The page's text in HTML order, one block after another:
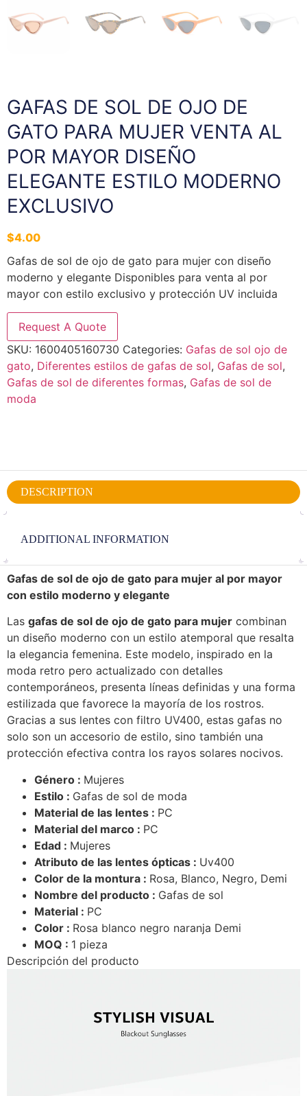
GAFAS DE SOL DE OJO DE
GATO PARA MUJER VENTA AL
POR MAYOR DISEÑO
ELEGANTE ESTILO MODERNO
EXCLUSIVO
$4.00
Gafas de sol de ojo de gato para mujer con diseño
moderno y elegante Disponibles para venta al por
mayor con estilo exclusivo y protección UV incluida
Request A Quote
SKU: 1600405160730 Categories: Gafas de sol ojo de
gato, Diferentes estilos de gafas de sol, Gafas de sol,
Gafas de sol de diferentes formas, Gafas de sol de
moda
DESCRIPTION
ADDITIONAL INFORMATION
Gafas de sol de ojo de gato para mujer al por mayor
con estilo moderno y elegante
Las gafas de sol de ojo de gato para mujer combinan
un diseño moderno con un estilo atemporal que resalta
la elegancia femenina. Este modelo, inspirado en la
moda retro pero actualizado con detalles
contemporáneos, presenta líneas definidas y una forma
estilizada que favorece la mayoría de los rostros.
Gracias a sus lentes con filtro UV400, estas gafas no
solo son un accesorio de estilo, sino también una
protección efectiva contra los rayos solares nocivos.
Género : Mujeres
Estilo : Gafas de sol de moda
Material de las lentes : PC
Material del marco : PC
Edad : Mujeres
Atributo de las lentes ópticas : Uv400
Color de la montura : Rosa, Blanco, Negro, Demi
Nombre del producto : Gafas de sol
Material : PC
Color : Rosa blanco negro naranja Demi
MOQ : 1 pieza
Descripción del producto